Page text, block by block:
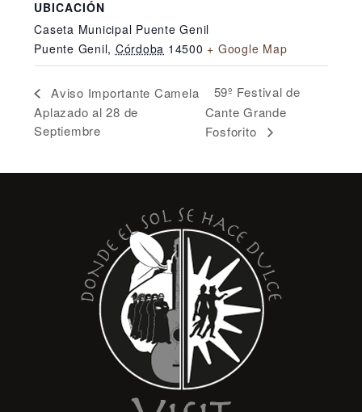
UBICACIÓN
Caseta Municipal Puente Genil
Puente Genil, Córdoba 14500 + Google Map
Aviso Importante Camela
Aplazado al 28 de
Septiembre
59º Festival de
Cante Grande
Fosforito